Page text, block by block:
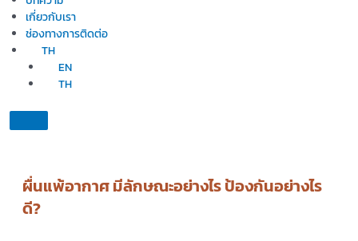
เกี่ยวกับเรา
ช่องทางการติดต่อ
TH
EN
TH
ผื่นแพ้อากาศ มีลักษณะอย่างไร ป้องกันอย่างไร
ดี?